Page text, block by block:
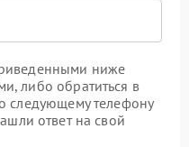
ниже
либо обратиться в
следующему телефону
ответ на свой